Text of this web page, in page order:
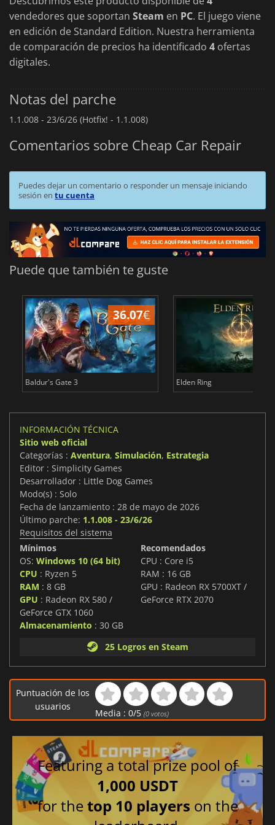
una sólida narrativa
Exploración de mundo abierto con misiones secundarias y
eventos impulsados por personajes
Mecánicas de gestión que equilibran ingresos, reputación
y supervivencia del taller
Car Repair
ofrece una visión cruda pero cómica de la cultura
de la reparación automotriz, donde el ingenio importa más
que la calidad.
vendedores que soportan Steam en PC. El juego viene
en edición de Standard Edition. Nuestra herramienta
de comparación de precios ha identificado 4 ofertas
digitales.
Notas del parche
1.1.008 - 23/6/26 (Hotfix! - 1.1.008)
Comentarios sobre Cheap Car Repair
Puedes dejar un comentario o responder un mensaje iniciando
sesión en tu cuenta
Puede que también te guste
36.07€
Baldur's Gate 3 Elden Ring
INFORMACIÓN TÉCNICA
Sitio web oficial
Categorías : Aventura, Simulación, Estrategia
Editor : Simplicity Games
Desarrollador : Little Dog Games
Modo(s) : Solo
Fecha de lanzamiento : 28 de mayo de 2026
Último parche: 1.1.008 - 23/6/26
Requisitos del sistema
Mínimos
OS: Windows 10 (64 bit)
CPU : Ryzen 5
RAM : 8 GB
GPU : Radeon RX 580 /
GeForce GTX 1060
Almacenamiento : 30 GB
Recomendados
CPU : Core i5
RAM : 16 GB
GPU : Radeon RX 5700XT /
GeForce RTX 2070
25 Logros en Steam
Puntuación de los
usuarios
Media : 0/5 (0votos)
Featuring a total prize pool of
1,000 USDT
for thetop 10 players on the